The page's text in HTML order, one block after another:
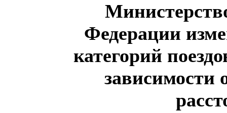
Федерации
категорий
зависимости